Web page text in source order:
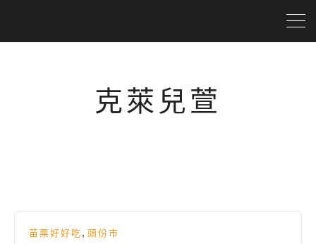
克萊兒萱
苗栗好好吃 , 頭份市